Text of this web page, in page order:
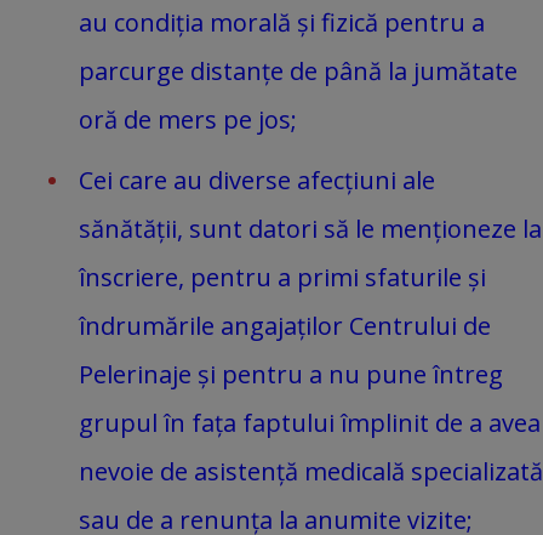
au condiția morală și fizică pentru a
parcurge distanțe de până la jumătate
oră de mers pe jos;
Cei care au diverse afecțiuni ale
sănătății, sunt datori să le menționeze la
înscriere, pentru a primi sfaturile și
îndrumările angajaților Centrului de
Pelerinaje și pentru a nu pune întreg
grupul în fața faptului împlinit de a avea
nevoie de asistență medicală specializată
sau de a renunța la anumite vizite;